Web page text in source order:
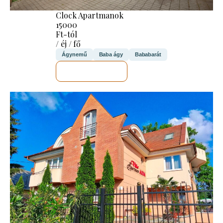
Clock Apartmanok
15000
Ft-tól
/ éj / fő
Ágynemű Baba ágy Bababarát